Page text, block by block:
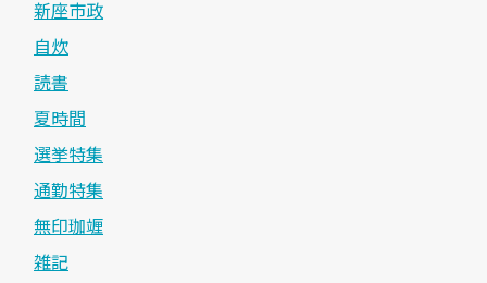
新座市政
自炊
読書
夏時間
選挙特集
通勤特集
無印珈竰
雑記